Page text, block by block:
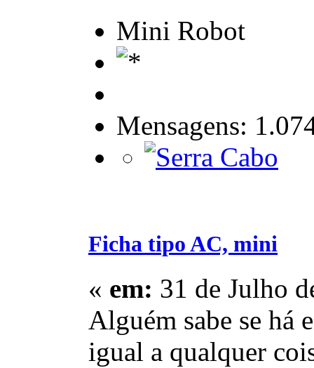
Mini Robot
Mensagens:
Ficha tipo AC, mini
« em: 31 de Julho
Alguém sabe se há
igual a qualquer